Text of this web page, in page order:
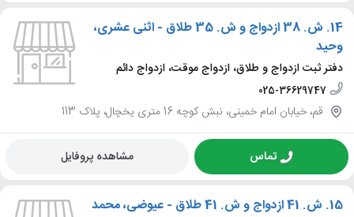
14.
ش. 38 ازدواج و ش. 35 طلاق - اثنی عشری،
وحید
دفتر ثبت ازدواج و طلاق، ازدواج موقت، ازدواج دائم
025-36629747
قم، خیابان امام خمینی، نبش کوچه 16 متری یخچال، پلاک 113
تماس مشاهده پروفایل
15. ش. 41 ازدواج و ش. 41 طلاق - عیوضی، محمد